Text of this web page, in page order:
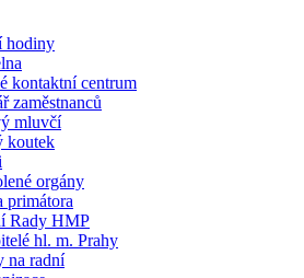
hodiny
kontaktní centrum
zaměstnanců
mluvčí
koutek
orgány
primátora
Rady HMP
hl. m. Prahy
na radní